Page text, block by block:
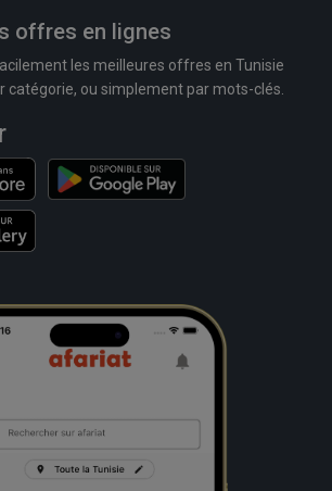
offres en lignes
les meilleures offres en Tunisie
catégorie, ou simplement par mots-clés.